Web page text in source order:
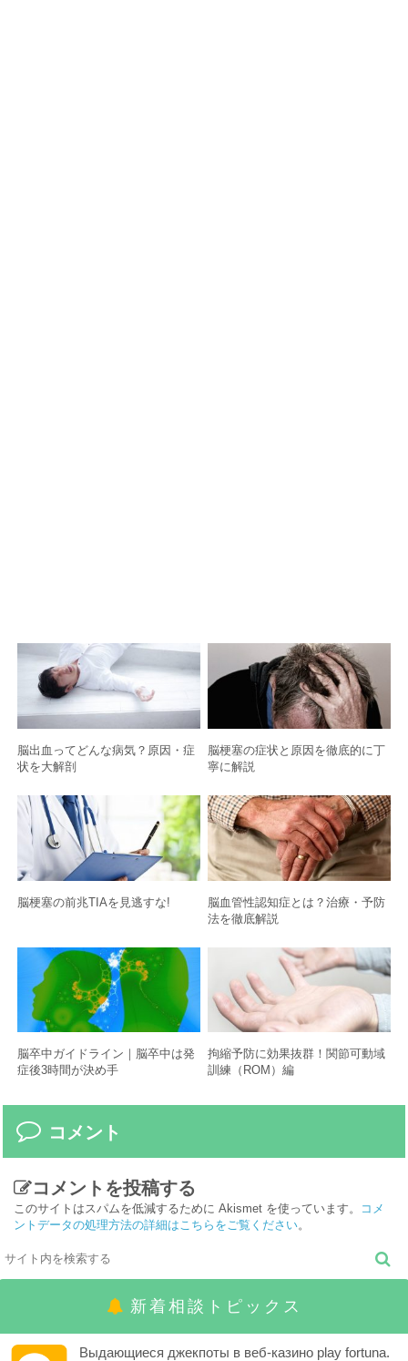
脳出血ってどんな病気？原因・症
状を大解剖
脳梗塞の症状と原因を徹底的に丁
寧に解説
脳梗塞の前兆TIAを見逃すな!
脳血管性認知症とは？治療・予防
法を徹底解説
脳卒中ガイドライン｜脳卒中は発
症後3時間が決め手
拘縮予防に効果抜群！関節可動域
訓練（ROM）編
コメント
コメントを投稿する
このサイトはスパムを低減するために Akismet を使っています。
コメ
ントデータの処理方法の詳細はこちらをご覧ください。
新着相談トピックス
Выдающиеся джекпоты в веб-казино play fortuna.